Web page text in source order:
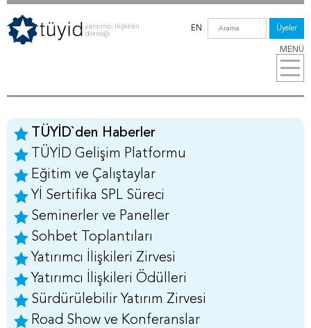
MENÜ
EN Üyeler
TÜYİD`den Haberler
TÜYİD Gelişim Platformu
Eğitim ve Çalıştaylar
Yİ Sertifika SPL Süreci
Seminerler ve Paneller
Sohbet Toplantıları
Yatırımcı İlişkileri Zirvesi
Yatırımcı İlişkileri Ödülleri
Sürdürülebilir Yatırım Zirvesi
Road Show ve Konferanslar